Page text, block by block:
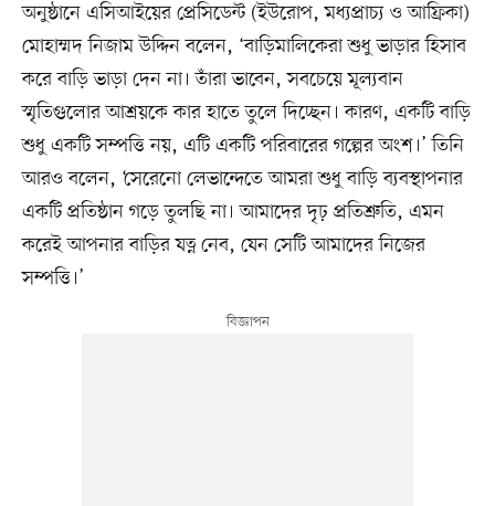
অনুষ্ঠানে এসিআইয়ের প্রেসিডেন্ট (ইউরোপ, মধ্যপ্রাচ্য ও আফ্রিকা)
মোহাম্মদ নিজাম উদ্দিন বলেন, ‘বাড়িমালিকেরা শুধু ভাড়ার হিসাব
করে বাড়ি ভাড়া দেন না। তাঁরা ভাবেন, সবচেয়ে মূল্যবান
স্মৃতিগুলোর আশ্রয়কে কার হাতে তুলে দিচ্ছেন। কারণ, একটি বাড়ি
শুধু একটি সম্পত্তি নয়, এটি একটি পরিবারের গল্পের অংশ।’ তিনি
আরও বলেন, ‘সেরেনো লেভান্দেতে আমরা শুধু বাড়ি ব্যবস্থাপনার
একটি প্রতিষ্ঠান গড়ে তুলছি না। আমাদের দৃঢ় প্রতিশ্রুতি, এমন
করেই আপনার বাড়ির যত্ন নেব, যেন সেটি আমাদের নিজের
সম্পত্তি।’